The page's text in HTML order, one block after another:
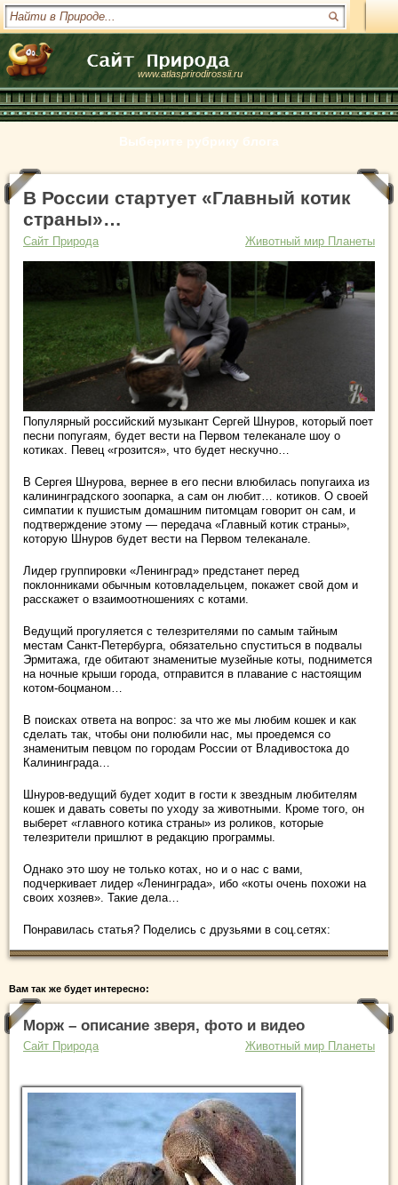
www.atlasprirodirossii.ru
Выберите рубрику блога
В России стартует «Главный котик
страны»…
Сайт Природа Животный мир Планеты
Популярный российский музыкант Сергей Шнуров, который поет
песни попугаям, будет вести на Первом телеканале шоу о
котиках. Певец «грозится», что будет нескучно…
В Сергея Шнурова, вернее в его песни влюбилась попугаиха из
калининградского зоопарка, а сам он любит… котиков. О своей
симпатии к пушистым домашним питомцам говорит он сам, и
подтверждение этому — передача «Главный котик страны»,
которую Шнуров будет вести на Первом телеканале.
Лидер группировки «Ленинград» предстанет перед
поклонниками обычным котовладельцем, покажет свой дом и
расскажет о взаимоотношениях с котами.
Ведущий прогуляется с телезрителями по самым тайным
местам Санкт-Петербурга, обязательно спуститься в подвалы
Эрмитажа, где обитают знаменитые музейные коты, поднимется
на ночные крыши города, отправится в плавание с настоящим
котом-боцманом…
В поисках ответа на вопрос: за что же мы любим кошек и как
сделать так, чтобы они полюбили нас, мы проедемся со
знаменитым певцом по городам России от Владивостока до
Калининграда…
Шнуров-ведущий будет ходит в гости к звездным любителям
кошек и давать советы по уходу за животными. Кроме того, он
выберет «главного котика страны» из роликов, которые
телезрители пришлют в редакцию программы.
Однако это шоу не только котах, но и о нас с вами,
подчеркивает лидер «Ленинграда», ибо «коты очень похожи на
своих хозяев». Такие дела…
Понравилась статья? Поделись с друзьями в соц.сетях:
Вам так же будет интересно:
Морж – описание зверя, фото и видео
Сайт Природа Животный мир Планеты